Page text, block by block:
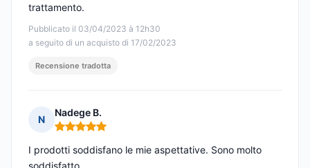
Pubblicato il 03/04/2023 à 12h30
a seguito di un acquisto di 17/02/2023
trattamento.
Recensione tradotta
N
Nadege B.
Nota: 5 su 5
I prodotti soddisfano le mie aspettative. Sono molto